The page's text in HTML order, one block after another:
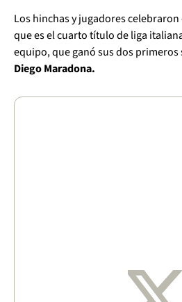
Los hinchas y jugadores
que es el cuarto título de liga
equipo, que ganó sus dos
Diego Maradona.